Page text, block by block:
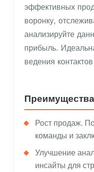
эффективных
воронку,
анализируйте
прибыль.
ведения
Рост продаж.
команды и
Улучшение
инсайты для